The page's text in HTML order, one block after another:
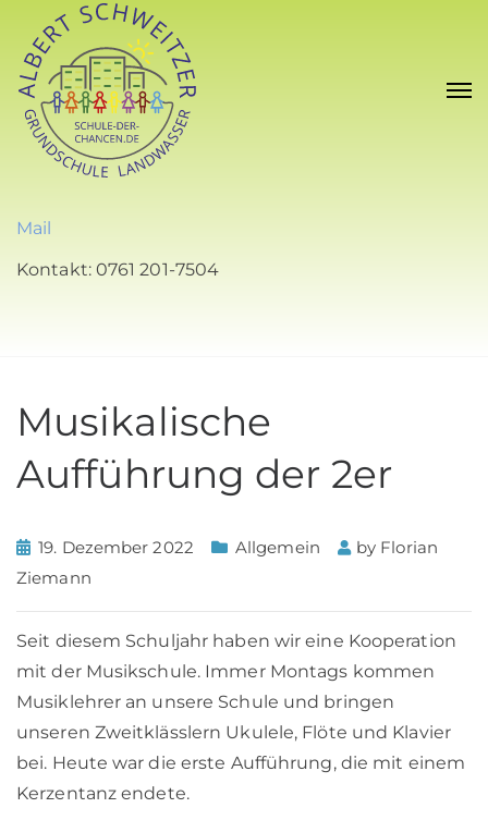
Mail
Kontakt: 0761 201-7504
Musikalische
Aufführung der 2er
19. Dezember 2022 Allgemein by Florian
Ziemann
Seit diesem Schuljahr haben wir eine Kooperation
mit der Musikschule. Immer Montags kommen
Musiklehrer an unsere Schule und bringen
unseren Zweitklässlern Ukulele, Flöte und Klavier
bei. Heute war die erste Aufführung, die mit einem
Kerzentanz endete.